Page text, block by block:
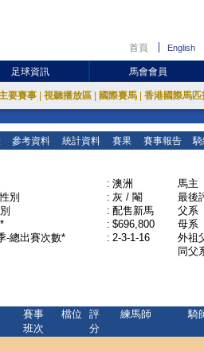
首頁 English
足球資訊 馬會會員
要賽事 視聽播放區 國際賽馬 香港國際馬匹
參考資料 統計資料 賽果 賽事報告 騎
: 澳洲
別
: 灰 / 閹
: 配售新馬
: $696,800
-總出賽次數*
: 2-3-1-16
馬主
最後
父系
母系
外祖
同父
賽事
班次
檔位
評
分
練馬師 騎